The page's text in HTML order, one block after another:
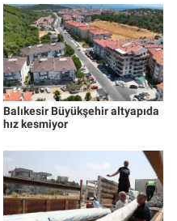
Balıkesir Büyükşehir altyapıda
hız kesmiyor